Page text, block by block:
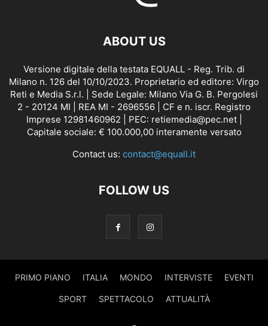
ABOUT US
Versione digitale della testata EQUALL - Reg. Trib. di
Milano n. 126 del 10/10/2023. Proprietario ed editore: Virgo
Reti e Media S.r.l. | Sede Legale: Milano Via G. B. Pergolesi
2 - 20124 MI | REA MI - 2696556 | CF e n. iscr. Registro
Imprese 12981460962 | PEC: retiemedia@pec.net |
Capitale sociale: € 100.000,00 interamente versato
Contact us: contact@equall.it
FOLLOW US
PRIMO PIANO ITALIA MONDO INTERVISTE EVENTI
SPORT SPETTACOLO ATTUALITÀ